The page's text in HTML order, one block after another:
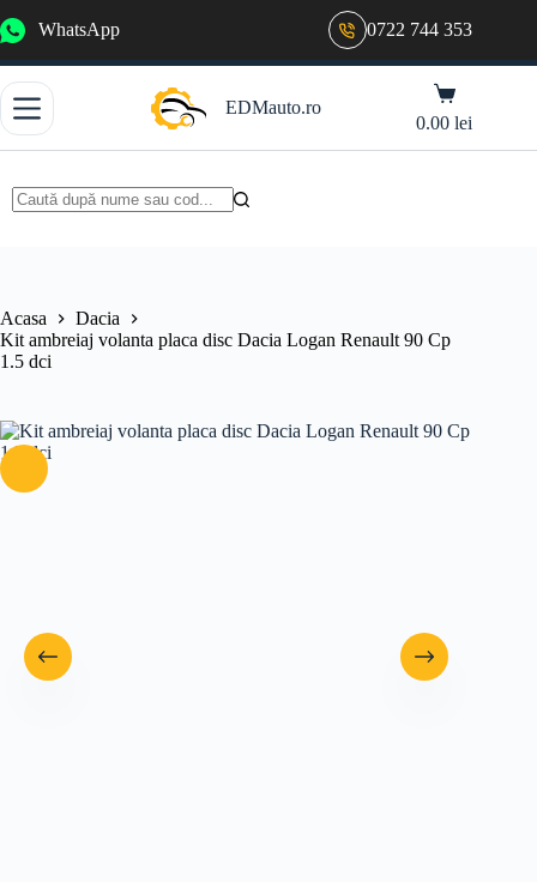
la
WhatsApp 0722 744 353
EDMauto.ro
Coș
de
cumpărături
0.00lei
Acasa
Dacia
Kit ambreiaj volanta placa disc Dacia Logan Renault 90 Cp
1.5 dci